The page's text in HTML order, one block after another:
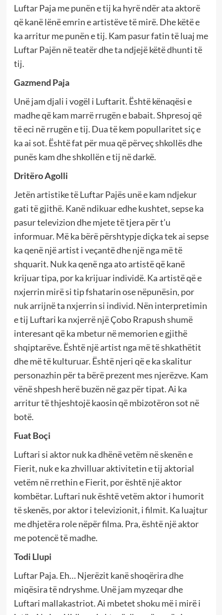
Luftar Paja me punën e tij ka hyrë ndër ata aktorë
që kanë lënë emrin e artistëve të mirë. Dhe këtë e
ka arritur me punën e tij. Kam pasur fatin të luaj me
Luftar Pajën në teatër dhe ta ndjejë këtë dhunti të
tij.
Gazmend Paja
Unë jam djali i vogël i Luftarit. Është kënaqësi e
madhe që kam marrë rrugën e babait. Shpresoj që
të eci në rrugën e tij. Dua të kem popullaritet siç e
ka ai sot. Është fat për mua që përveç shkollës dhe
punës kam dhe shkollën e tij në darkë.
Dritëro Agolli
Jetën artistike të Luftar Pajës unë e kam ndjekur
gati të gjithë. Kanë ndikuar edhe kushtet, sepse ka
pasur televizion dhe mjete të tjera për t’u
informuar. Më ka bërë përshtypje diçka tek ai sepse
ka qenë një artist i veçantë dhe një nga më të
shquarit. Nuk ka qenë nga ato artistë që kanë
krijuar tipa, por ka krijuar individë. Ka artistë që e
nxjerrin mirë si tip fshatarin ose nëpunësin, por
nuk arrijnë ta nxjerrin si individ. Nën interpretimin
e tij Luftari ka nxjerrë një Çobo Rrapush shumë
interesant që ka mbetur në memorien e gjithë
shqiptarëve. Është një artist nga më të shkathëtit
dhe më të kulturuar. Është njeri që e ka skalitur
personazhin për ta bërë prezent mes njerëzve. Kam
vënë shpesh herë buzën në gaz për tipat. Ai ka
arritur të thjeshtojë kaosin që mbizotëron sot në
botë.
Fuat Boçi
Luftari si aktor nuk ka dhënë vetëm në skenën e
Fierit, nuk e ka zhvilluar aktivitetin e tij aktorial
vetëm në rrethin e Fierit, por është një aktor
kombëtar. Luftari nuk është vetëm aktor i humorit
të skenës, por aktor i televizionit, i filmit. Ka luajtur
me dhjetëra role nëpër filma. Pra, është një aktor
me potencë të madhe.
Todi Llupi
Luftar Paja. Eh… Njerëzit kanë shoqërira dhe
miqësira të ndryshme. Unë jam myzeqar dhe
Luftari mallakastriot. Ai mbetet shoku më i mirë i